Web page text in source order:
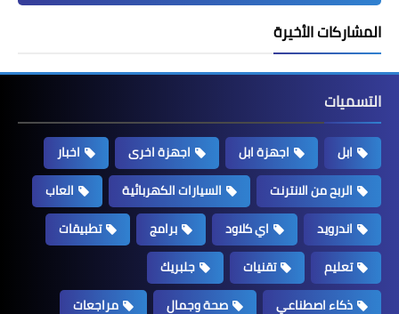
المشاركات الأخيرة
التسميات
ابل اجهزة ابل اجهزة اخرى
اخبار
الربح من الانترنت
السيارات الكهربائية
العاب
اندرويد
اي كلاود برامج
تطبيقات
تعليم
تقنيات
جلبريك
ذكاء اصطناعي
صحة وجمال
مراجعات